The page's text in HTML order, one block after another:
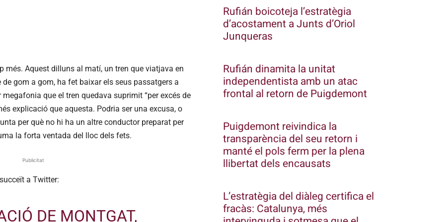
més. Aquest dilluns al matí, un tren que viatjava en
gom a gom, ha fet baixar els seus passatgers a
que el tren quedava suprimit “per excés de
explicació que aquesta. Podria ser una excusa, o
per què no hi ha un altre conductor preparat per
la forta ventada del lloc dels fets.
Publicitat
a Twitter:
DE MONTGAT,
Rufián boicoteja l’estratègia
d’acostament a Junts d’Oriol
Junqueras
Rufián dinamita la unitat
independentista amb un atac
frontal al retorn de Puigdemont
Puigdemont reivindica la
transparència del seu retorn i
manté el pols ferm per la plena
llibertat dels encausats
L’estratègia del diàleg certifica el
fracàs: Catalunya, més